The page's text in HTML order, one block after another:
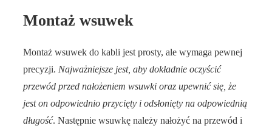
Montaż wsuwek
Montaż wsuwek do kabli jest prosty, ale wymaga pewnej
precyzji. Najważniejsze jest, aby dokładnie oczyścić
przewód przed nałożeniem wsuwki oraz upewnić się, że
jest on odpowiednio przycięty i odsłonięty na odpowiednią
długość. Następnie wsuwkę należy nałożyć na przewód i